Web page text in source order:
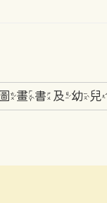
圖畫書及幼兒